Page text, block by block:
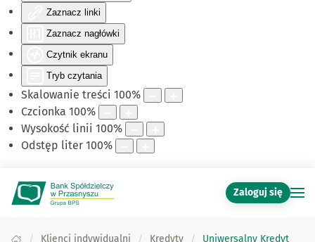
Zaznacz linki
Zaznacz nagłówki
Czytnik ekranu
Tryb czytania
Skalowanie treści 100%
Czcionka 100%
Wysokość linii 100%
Odstęp liter 100%
Zaloguj się
Klienci indywidualni Kredyty
Uniwersalny Kredyt